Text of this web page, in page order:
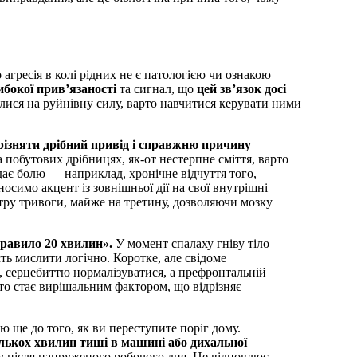
в колі рідних не є патологією чи ознакою
прив’язаності та сигнал, що цей зв’язок досі
на руйнівну силу, варто навчитися керувати ними
дрібний привід і справжню причину
дрібницях, як-от нестерпне сміття, варто
болю — наприклад, хронічне відчуття того,
акцент із зовнішньої дії на свої внутрішні
тривоги, майже на третину, дозволяючи мозку
20 хвилин». У момент спалаху гніву тіло
мислити логічно. Коротке, але свідоме
серцебиттю нормалізуватися, а префронтальній
стає вирішальним фактором, що відрізняє
ще до того, як ви переступите поріг дому.
хвилин тиші в машині або дихальної